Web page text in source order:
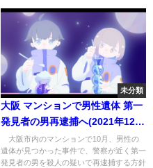
未分類
大阪 マンションで男性遺体 第一
発見者の男再逮捕へ(2021年12月
6日)
大阪市内のマンションで10月、男性の
遺体が見つかった事件で、警察が近く第一
発見者の男を殺人の疑いで再逮捕する方針